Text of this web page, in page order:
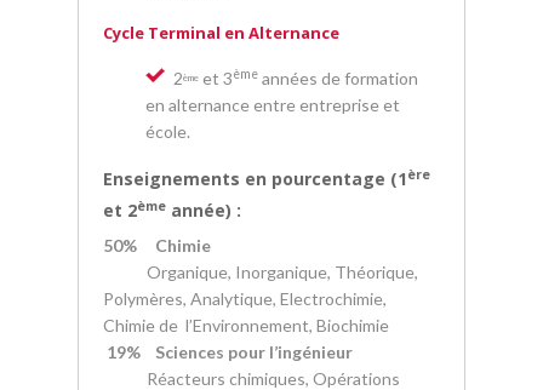
Cycle Terminal en Alternance
2ème et 3ème années de formation
en alternance entre entreprise et
école.
Enseignements en pourcentage (1 ère
et 2ème année) :
50% Chimie
Organique, Inorganique, Théorique,
Polymères, Analytique, Electrochimie,
Chimie de l’Environnement, Biochimie
19% Sciences pour l’ingénieur
Réacteurs chimiques, Opérations